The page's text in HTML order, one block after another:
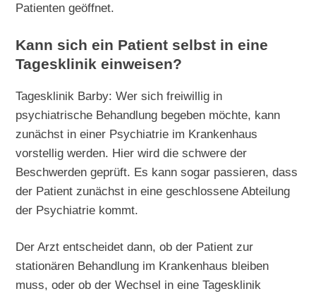
Patienten geöffnet.
Kann sich ein Patient selbst in eine
Tagesklinik einweisen?
Tagesklinik Barby: Wer sich freiwillig in
psychiatrische Behandlung begeben möchte, kann
zunächst in einer Psychiatrie im Krankenhaus
vorstellig werden. Hier wird die schwere der
Beschwerden geprüft. Es kann sogar passieren, dass
der Patient zunächst in eine geschlossene Abteilung
der Psychiatrie kommt.
Der Arzt entscheidet dann, ob der Patient zur
stationären Behandlung im Krankenhaus bleiben
muss, oder ob der Wechsel in eine Tagesklinik